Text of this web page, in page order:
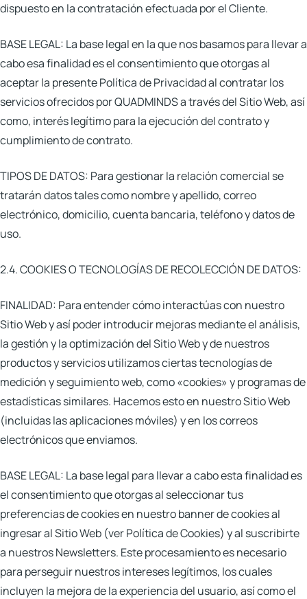
dispuesto en la contratación efectuada por el Cliente.
BASE LEGAL: La base legal en la que nos basamos para llevar a
cabo esa finalidad es el consentimiento que otorgas al
aceptar la presente Política de Privacidad al contratar los
servicios ofrecidos por QUADMINDS a través del Sitio Web, así
como, interés legítimo para la ejecución del contrato y
cumplimiento de contrato.
TIPOS DE DATOS: Para gestionar la relación comercial se
tratarán datos tales como nombre y apellido, correo
electrónico, domicilio, cuenta bancaria, teléfono y datos de
uso.
2.4. COOKIES O TECNOLOGÍAS DE RECOLECCIÓN DE DATOS:
FINALIDAD: Para entender cómo interactúas con nuestro
Sitio Web y así poder introducir mejoras mediante el análisis,
la gestión y la optimización del Sitio Web y de nuestros
productos y servicios utilizamos ciertas tecnologías de
medición y seguimiento web, como «cookies» y programas de
estadísticas similares. Hacemos esto en nuestro Sitio Web
(incluidas las aplicaciones móviles) y en los correos
electrónicos que enviamos.
BASE LEGAL: La base legal para llevar a cabo esta finalidad es
el consentimiento que otorgas al seleccionar tus
preferencias de cookies en nuestro banner de cookies al
ingresar al Sitio Web (ver Política de Cookies) y al suscribirte
a nuestros Newsletters. Este procesamiento es necesario
para perseguir nuestros intereses legítimos, los cuales
incluyen la mejora de la experiencia del usuario, así como el